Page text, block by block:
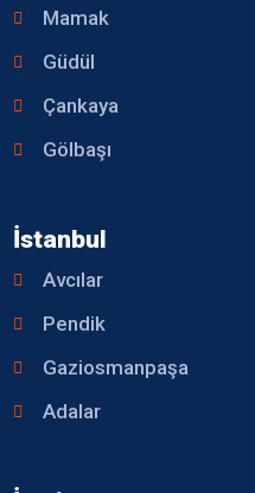
Mamak
Güdül
Çankaya
Gölbaşı
İstanbul
Avcılar
Pendik
Gaziosmanpaşa
Adalar